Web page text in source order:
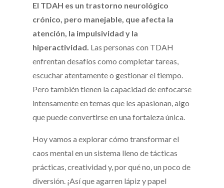
El TDAH es un trastorno neurológico
crónico, pero manejable, que afecta la
atención, la impulsividad y la
hiperactividad. Las personas con TDAH
enfrentan desafíos como completar tareas,
escuchar atentamente o gestionar el tiempo.
Pero también tienen la capacidad de enfocarse
intensamente en temas que les apasionan, algo
que puede convertirse en una fortaleza única.
Hoy vamos a explorar cómo transformar el
caos mental en un sistema lleno de tácticas
prácticas, creatividad y, por qué no, un poco de
diversión. ¡Así que agarren lápiz y papel